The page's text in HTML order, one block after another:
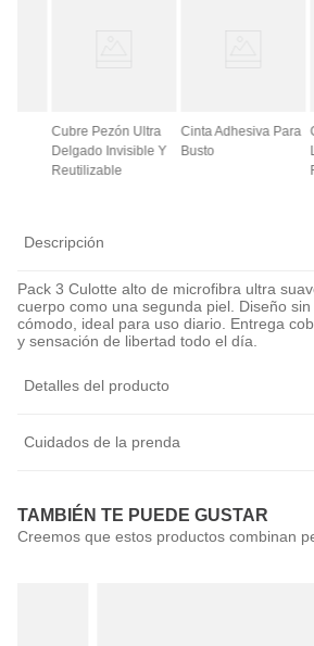
Cubre Pezón Ultra
Delgado Invisible Y
Reutilizable
Cinta Adhesiva Para
Busto
Descripción
Pack 3 Culotte alto de microfibra ultra
cuerpo como una segunda piel. Diseño
cómodo, ideal para uso diario. Entrega
y sensación de libertad todo el día.
Detalles del producto
Cuidados de la prenda
TAMBIÉN TE PUEDE GUSTAR